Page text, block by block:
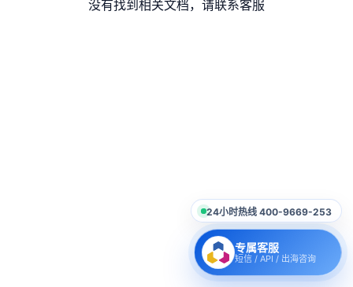
没有找到相关文档，请联系客服
24小时热线 400-9669-253
专属客服
短信 / API / 出海咨询